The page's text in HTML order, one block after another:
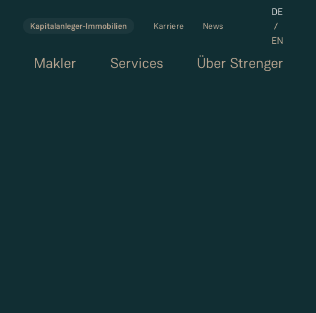
Kapitalanleger-Immobilien Karriere News
Set the
DE
/
EN
Makler Services Über Strenger